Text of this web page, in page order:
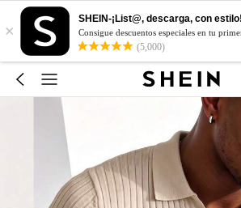
×
SHEIN-¡List@, descarga, con estilo!
Consigue descuentos especiales en tu
(5,000)